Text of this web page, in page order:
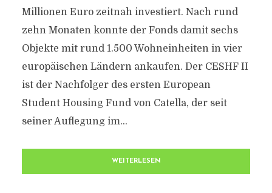
Millionen Euro zeitnah investiert. Nach rund
zehn Monaten konnte der Fonds damit sechs
Objekte mit rund 1.500 Wohneinheiten in vier
europäischen Ländern ankaufen. Der CESHF II
ist der Nachfolger des ersten European
Student Housing Fund von Catella, der seit
seiner Auflegung im...
WEITERLESEN